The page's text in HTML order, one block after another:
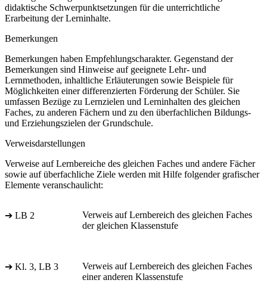
didaktische Schwerpunktsetzungen für die unterrichtliche
Erarbeitung der Lerninhalte.
Bemerkungen
Bemerkungen haben Empfehlungscharakter. Gegenstand der
Bemerkungen sind Hinweise auf geeignete Lehr- und
Lernmethoden, inhaltliche Erläuterungen sowie Beispiele für
Möglichkeiten einer differenzierten Förderung der Schüler. Sie
umfassen Bezüge zu Lernzielen und Lerninhalten des gleichen
Faches, zu anderen Fächern und zu den überfachlichen Bildungs-
und Erziehungszielen der Grundschule.
Verweisdarstellungen
Verweise auf Lernbereiche des gleichen Faches und andere Fächer
sowie auf überfachliche Ziele werden mit Hilfe folgender grafischer
Elemente veranschaulicht:
➔ LB 2
Verweis auf Lernbereich des gleichen Faches
der gleichen Klassenstufe
➔ Kl. 3, LB 3
Verweis auf Lernbereich des gleichen Faches
einer anderen Klassenstufe